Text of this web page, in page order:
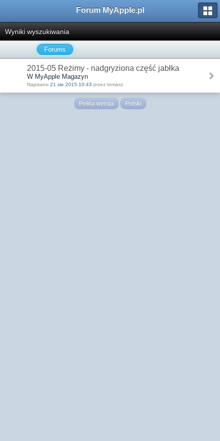
Forum MyApple.pl
Wyniki wyszukiwania
Forums
2015-05 Reżimy - nadgryziona część jabłka
W MyApple Magazyn
Napisano 21 sie 2015 10:43 przez tomasz
Pełna wersja Polski